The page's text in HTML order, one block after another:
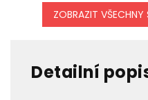
ZOBRAZIT
Detailní